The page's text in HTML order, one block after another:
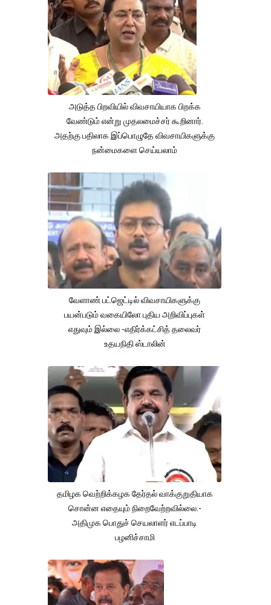
அடுத்த பிறவியில் விவசாயியாக பிறக்க
வேண்டும் என்று முதலமைச்சர் கூறினார்.
அதற்கு பதிலாக இப்பொழுதே விவசாயிகளுக்கு
நன்மைகளை செய்யலாம்
வேளாண் பட்ஜெட்டில் விவசாயிகளுக்கு
பயன்படும் வகையிலோ புதிய அறிவிப்புகள்
எதுவும் இல்லை -எதிர்க்கட்சித் தலைவர்
உதயநிதி ஸ்டாலின்
தமிழக வெற்றிக்கழக தேர்தல் வாக்குறுதியாக
சொன்ன எதையும் நிறைவேற்றவில்லை.-
அதிமுக பொதுச் செயலாளர் எடப்பாடி
பழனிச்சாமி